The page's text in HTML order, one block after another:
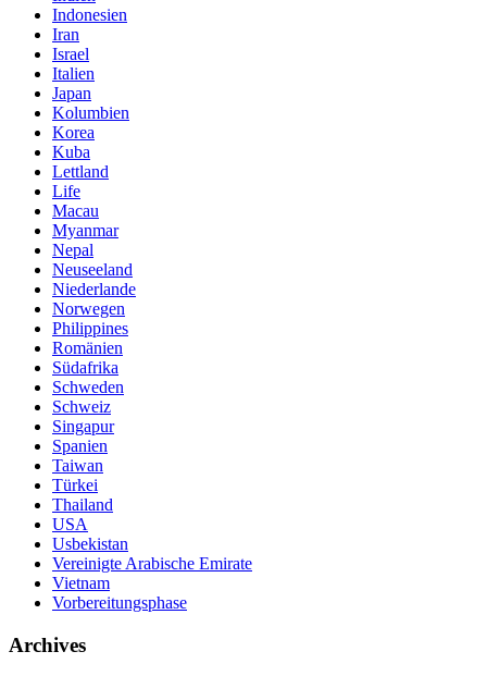
Indonesien
Iran
Israel
Italien
Japan
Kolumbien
Korea
Kuba
Lettland
Life
Macau
Myanmar
Nepal
Neuseeland
Niederlande
Norwegen
Philippines
Romänien
Südafrika
Schweden
Schweiz
Singapur
Spanien
Taiwan
Türkei
Thailand
USA
Usbekistan
Vereinigte Arabische Emirate
Vietnam
Vorbereitungsphase
Archives